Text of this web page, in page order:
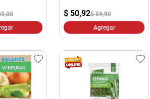
$ 50,92$ 59,90
Agregar